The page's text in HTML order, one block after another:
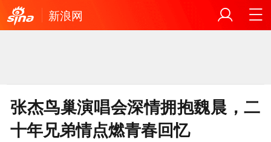
新浪网
张杰鸟巢演唱会深情拥抱魏晨，二
十年兄弟情点燃青春回忆